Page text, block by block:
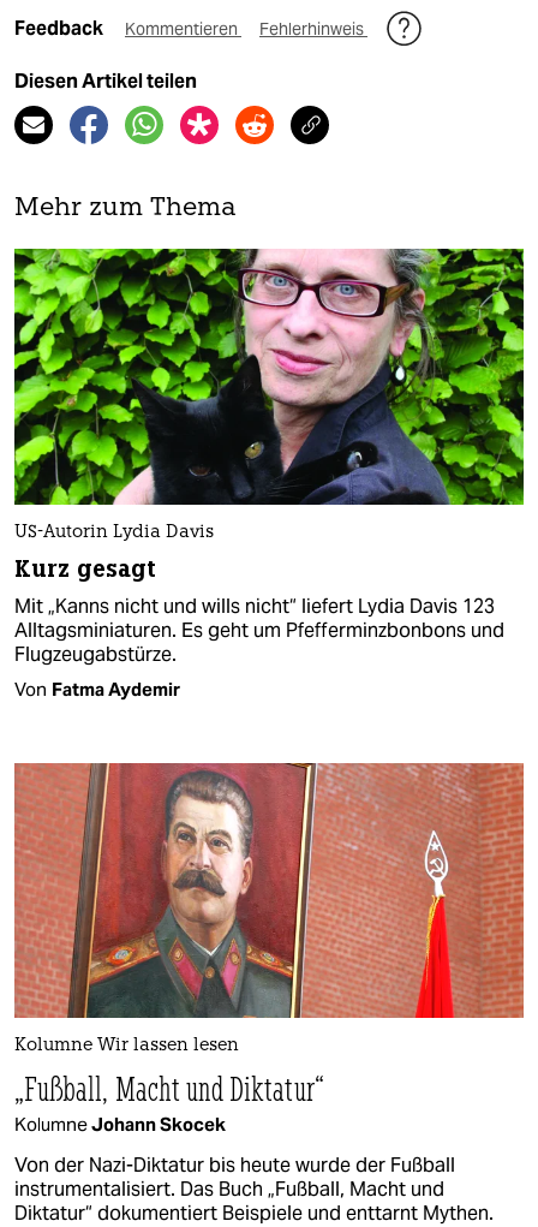
Feedback Kommentieren Fehlerhinweis
Diesen Artikel teilen
Mehr zum Thema
US-Autorin Lydia Davis
Kurz gesagt
Mit „Kanns nicht und wills nicht“ liefert Lydia Davis 123
Alltagsminiaturen. Es geht um Pfefferminzbonbons und
Flugzeugabstürze.
Von Fatma Aydemir
Kolumne Wir lassen lesen
„Fußball, Macht und Diktatur“
KolumneJohann Skocek
Von der Nazi-Diktatur bis heute wurde der Fußball
instrumentalisiert. Das Buch „Fußball, Macht und
Diktatur“ dokumentiert Beispiele und enttarnt Mythen.